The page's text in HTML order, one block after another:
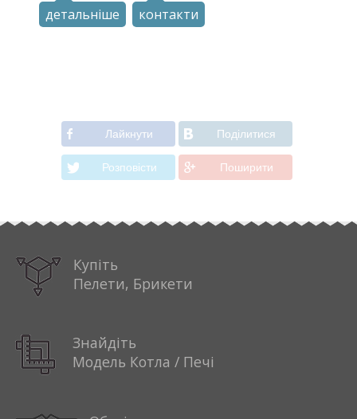
детальніше контакти
Лайкнути Подiлитися
Розповiсти Поширити
Купіть
Пелети, Брикети
Знайдіть
Модель Котла / Печі